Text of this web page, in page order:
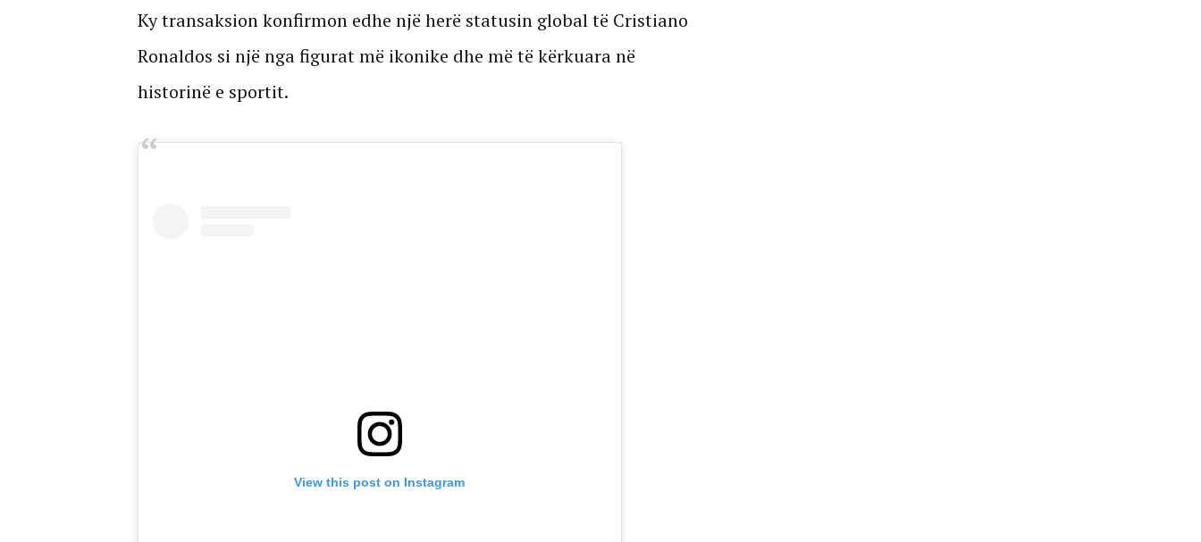
Ky transaksion konfirmon edhe një herë statusin global të Cristiano
Ronaldos si një nga figurat më ikonike dhe më të kërkuara në
historinë e sportit.
View this post on Instagram